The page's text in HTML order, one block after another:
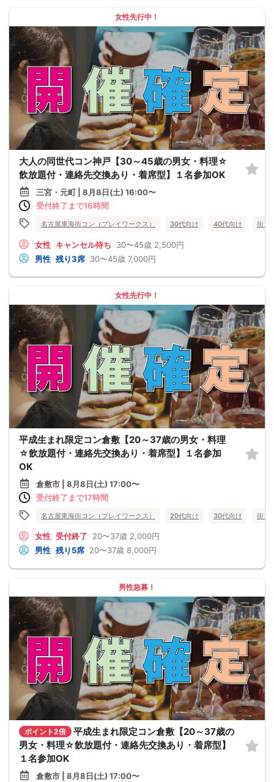
女性先行中！
大人の同世代コン神戸【30～45歳の男女・料理☆
飲放題付・連絡先交換あり・着席型】１名参加OK
三宮・元町 | 8月8日(土) 16:00〜
受付終了まで16時間
名古屋東海街コン（プレイワークス） 30代向け 40代向け 街コ
女性 キャンセル待ち 30〜45歳 2,500円
男性 残り3席 30〜45歳 7,000円
女性先行中！
平成生まれ限定コン倉敷【20～37歳の男女・料理
☆飲放題付・連絡先交換あり・着席型】１名参加
OK
倉敷市 | 8月8日(土) 17:00〜
受付終了まで17時間
名古屋東海街コン（プレイワークス） 20代向け 30代向け 街コ
女性 受付終了 20〜37歳 2,000円
男性 残り5席 20〜37歳 8,000円
男性急募！
ポイント2倍
平成生まれ限定コン倉敷【20～37歳の
男女・料理☆飲放題付・連絡先交換あり・着席型】
１名参加OK
倉敷市 | 8月8日(土) 17:00〜